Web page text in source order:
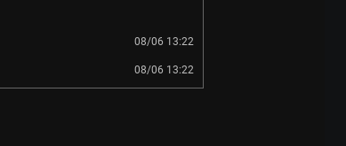
08/06 13:22
08/06 13:22